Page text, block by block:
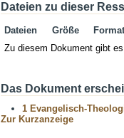
Dateien zu dieser
Dateien Größe
Format
Zu diesem Dokument gibt
Das Dokument
1 Evangelisch-
Zur Kurzanzeige